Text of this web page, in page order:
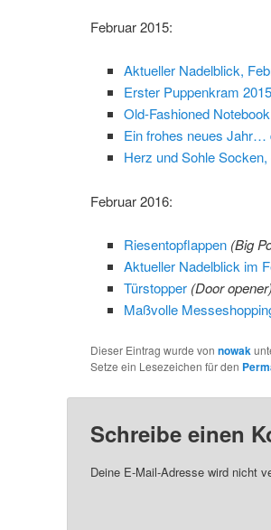
Februar 2015:
Aktueller Nadelblick,
Erster Puppenkram 2015
Old-Fashioned
Ein frohes neues Jahr…
Herz und Sohle
Februar 2016:
Riesentopflappen (Big
Aktueller Nadelblick im
Türstopper (Door opener)
Maßvolle
Dieser Eintrag wurde von nowak
Setze ein Lesezeichen für den
Schreibe einen
Deine E-Mail-Adresse wird nicht